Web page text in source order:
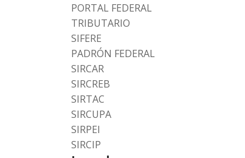
PORTAL FEDERAL
TRIBUTARIO
SIFERE
PADRÓN FEDERAL
SIRCAR
SIRCREB
SIRTAC
SIRCUPA
SIRPEI
SIRCIP